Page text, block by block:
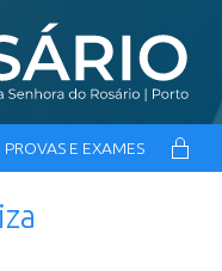
PROVAS E EXAMES